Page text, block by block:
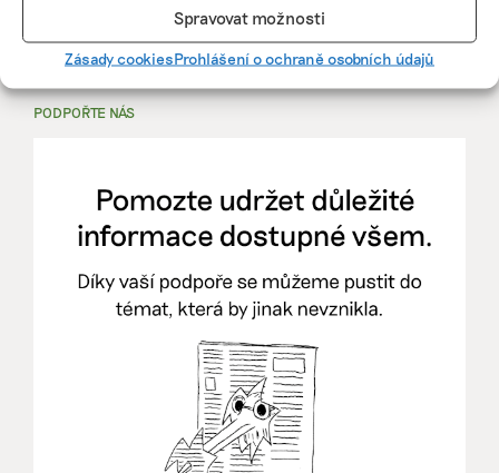
Spravovat možnosti
Zásady cookiesProhlášení o ochraně osobních údajů
Více naEkoJobs>
PODPOŘTE NÁS